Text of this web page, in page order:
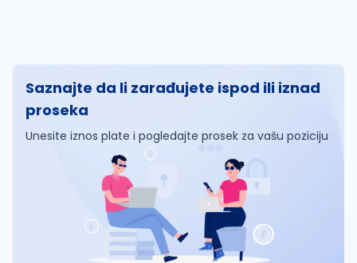
Saznajte da li zarađujete ispod ili iznad
proseka
Unesite iznos plate i pogledajte prosek za vašu poziciju